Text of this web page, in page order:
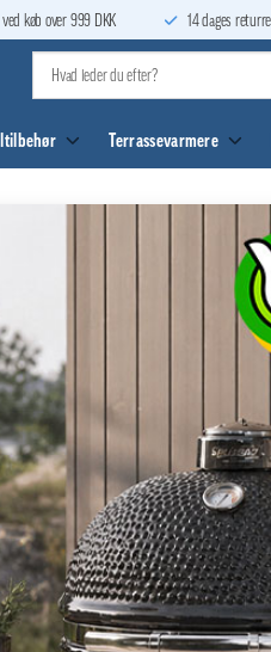
køb over 999 DKK 14 dages
Terrassevarmere